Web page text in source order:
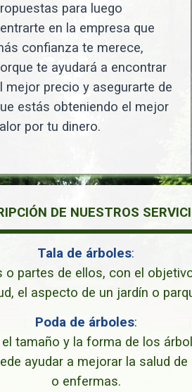
para luego
en la empresa que
confianza te merece,
te ayudará a encontrar
mejor precio y asegurarte de
estás obteniendo el mejor
por tu dinero.
DE NUESTROS
Tala de árboles:
partes de ellos, con el
el aspecto de un jardín o
Poda de árboles:
tamaño y la forma de los
ayudar a mejorar la salud
o enfermas.